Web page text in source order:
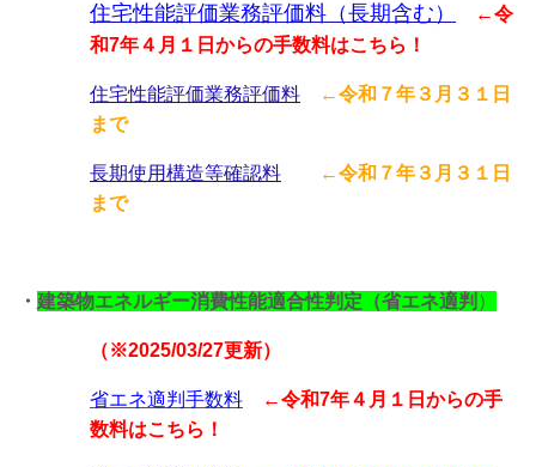
住宅性能評価業務評価料 （長期含む）
←令
和7年４月１日からの手数料はこちら！
住宅性能評価業務評価料 ←令和７年３月３１日
まで
長期使用構造等確認料 ←令和７年３月３１日
まで
・ 建築物エネルギー消費性能適合性判定（省エネ適判 ）
（※2025/03/27更新）
省エネ適判手数料
←令和7年４月１日からの手
数料はこちら！